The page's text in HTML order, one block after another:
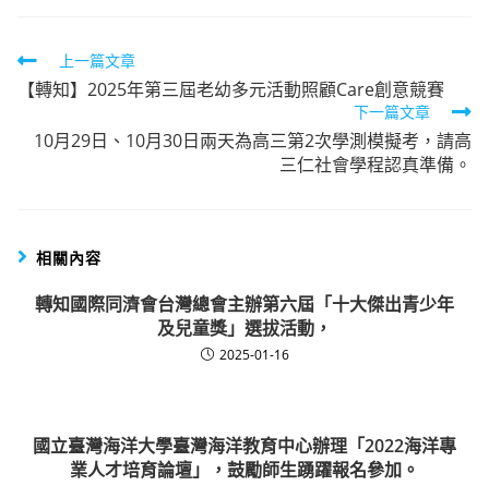
Read
more
上一篇文章
【轉知】2025年第三屆老幼多元活動照顧Care創意競賽
下一篇文章
10月29日、10月30日兩天為高三第2次學測模擬考，請高
三仁社會學程認真準備。
相關內容
轉知國際同濟會台灣總會主辦第六屆「十大傑出青少年
及兒童獎」選拔活動，
2025-01-16
國立臺灣海洋大學臺灣海洋教育中心辦理「2022海洋專
業人才培育論壇」，鼓勵師生踴躍報名參加。